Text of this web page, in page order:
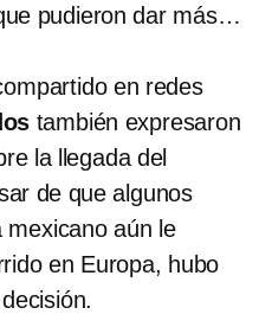
pudieron dar más…
en redes
también expresaron
la llegada del
de que algunos
aún le
en Europa, hubo